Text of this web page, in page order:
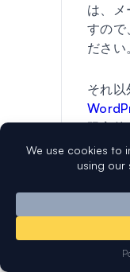
は、メ
すので、
ださい。
それ以
限定的
す。